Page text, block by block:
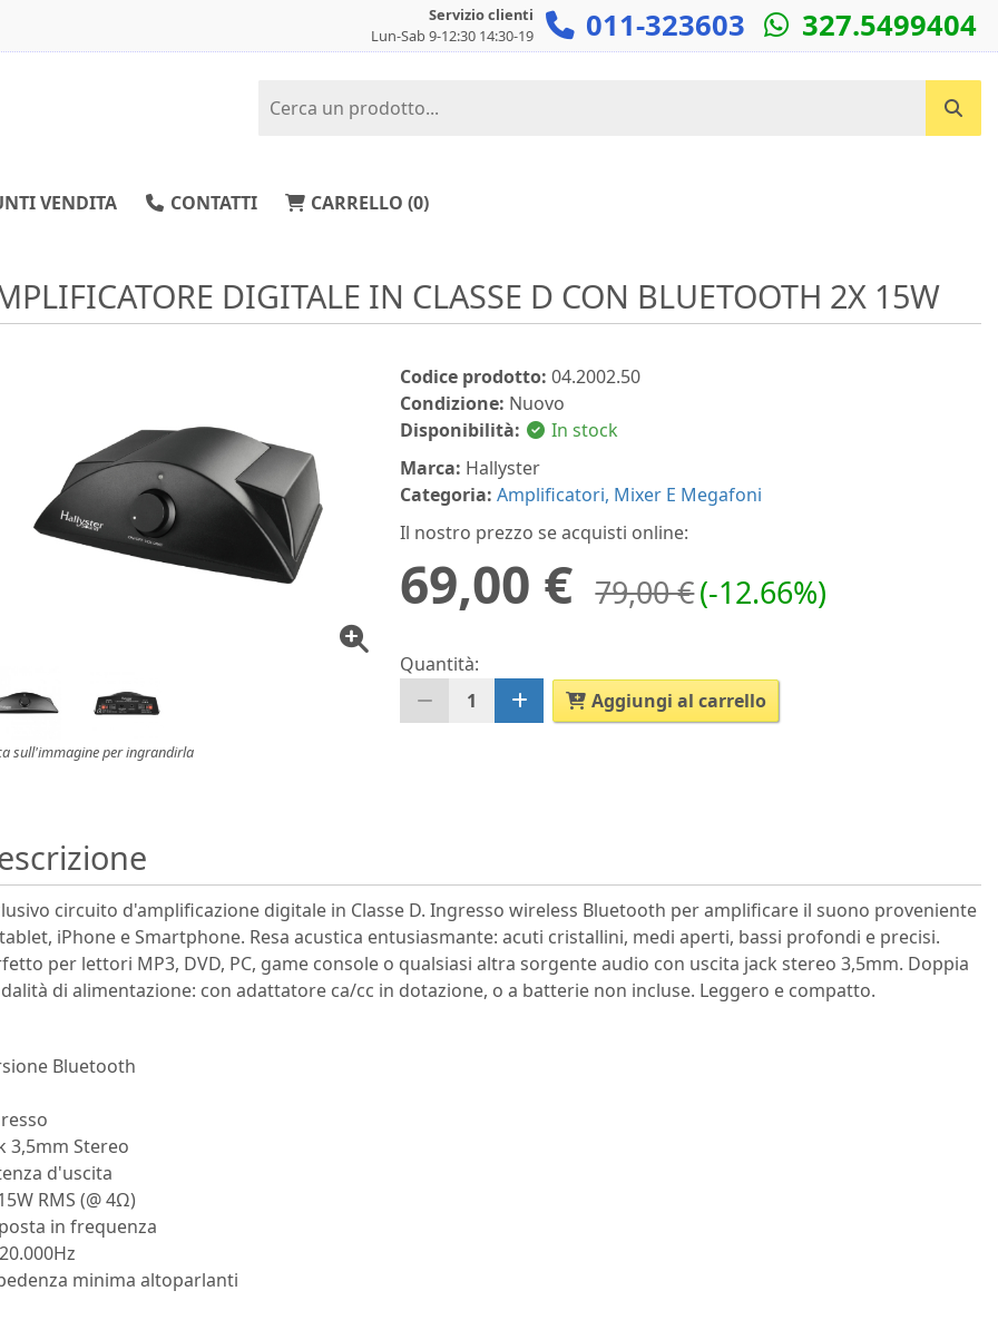
Servizio clienti
Lun-Sab 9-12:30 14:30-19
011-323603 327.5499404
Cerca un prodotto...
VENDITA CONTATTI CARRELLO (0)
DIGITALE IN CLASSE D CON BLUETOOTH 2X 15W
sull'immagine per ingrandirla
Codice prodotto: 04.2002.50
Condizione: Nuovo
Disponibilità:
In stock
Marca: Hallyster
Categoria: Amplificatori, Mixer E Megafoni
Il nostro prezzo se acquisti online:
69,00 € 79,00 €(-12.66%)
Quantità:
1
Aggiungi al carrello
circuito d'amplificazione digitale in Classe D. Ingresso wireless Bluetooth per amplificare il suono proveniente
iPhone e Smartphone. Resa acustica entusiasmante: acuti cristallini, medi aperti, bassi profondi e precisi.
per lettori MP3, DVD, PC, game console o qualsiasi altra sorgente audio con uscita jack stereo 3,5mm. Doppia
di alimentazione: con adattatore ca/cc in dotazione, o a batterie non incluse. Leggero e compatto.
Bluetooth
3,5mm Stereo
d'uscita
RMS (@ 4Ω)
in frequenza
minima altoparlanti